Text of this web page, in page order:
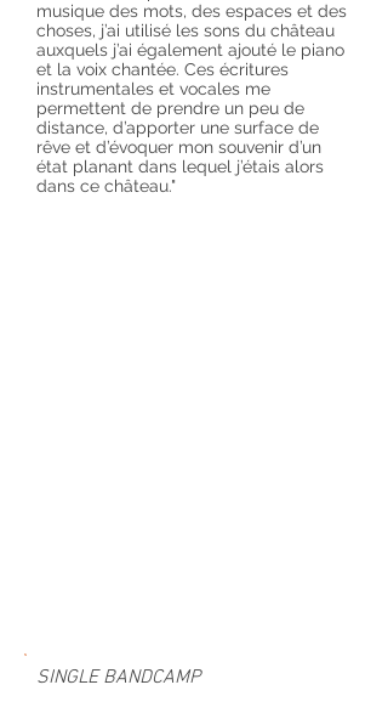
musique des mots, des espaces et des
choses, j’ai utilisé les sons du château
auxquels j’ai également ajouté le piano
et la voix chantée. Ces écritures
instrumentales et vocales me
permettent de prendre un peu de
distance, d’apporter une surface de
rêve et d’évoquer mon souvenir d’un
état planant dans lequel j’étais alors
dans ce château."
SINGLE BANDCAMP